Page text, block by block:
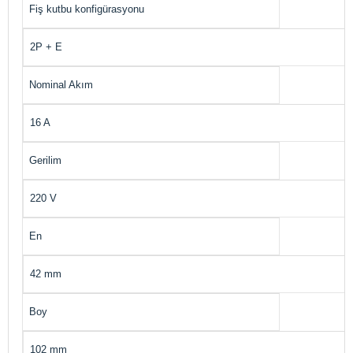
Fiş kutbu konfigürasyonu
2P + E
Nominal Akım
16 A
Gerilim
220 V
En
42 mm
Boy
102 mm